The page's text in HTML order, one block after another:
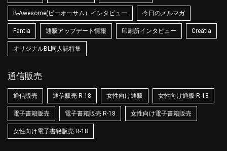
B-Awesome(ビーオーサム）インタビュー 今日のメルマガ
Fantia 通販アップデート情報 印刷所インタビュー Creatia
オリジナルBL同人誌特集
通信販売
通信販売 通信販売 R-18 女性向け通販 女性向け通販 R-18
電子書籍販売 電子書籍販売 R-18 女性向け電子書籍販売
女性向け電子書籍販売 R-18